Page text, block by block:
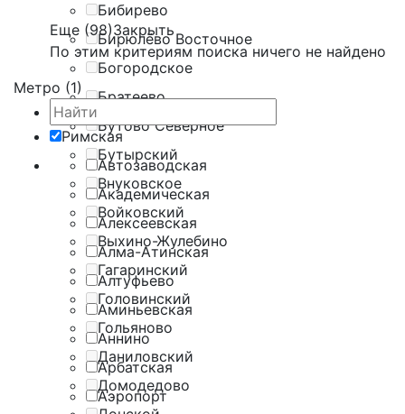
Бибирево
Бирюлёво Восточное
Богородское
Братеево
Бутово Северное
Бутырский
Внуковское
Войковский
Выхино-Жулебино
Гагаринский
Головинский
Гольяново
Даниловский
Домодедово
Еще (98)Закрыть
По этим критериям поиска ничего не найдено
Метро (1)
Римская
Автозаводская
Академическая
Алексеевская
Алма-Атинская
Алтуфьево
Аминьевская
Аннино
Арбатская
Аэропорт